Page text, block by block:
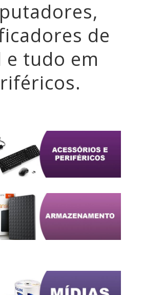
de
e tudo em